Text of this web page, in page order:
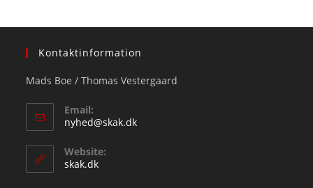
Kontaktinformation
Mads Boe / Thomas Vestergaard
Email:
nyhed@skak.dkOpens
Website:
skak.dk